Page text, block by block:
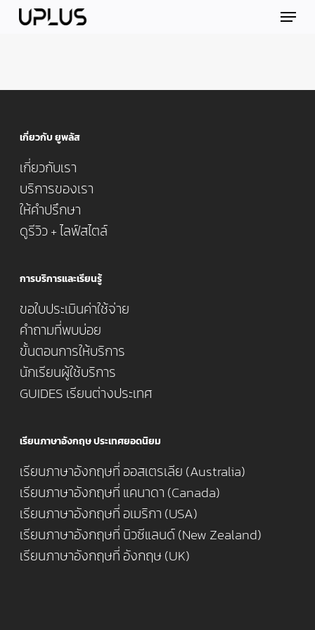
Skip Menu
เกี่ยวกับ ยูพลัส
เกี่ยวกับเรา
บริการของเรา
ให้คำปรึกษา
ดูรีวิว + ไลฟ์สไตล์
การบริการและเรียนรู้
ขอใบประเมินค่าใช้จ่าย
คำถามที่พบบ่อย
ขั้นตอนการให้บริการ
นักเรียนผู้ใช้บริการ
GUIDES เรียนต่างประเทศ
เรียนภาษาอังกฤษ ประเทศยอดนิยม
เรียนภาษาอังกฤษที่ ออสเตรเลีย (Australia)
เรียนภาษาอังกฤษที่ แคนาดา (Canada)
เรียนภาษาอังกฤษที่ อเมริกา (USA)
เรียนภาษาอังกฤษที่ นิวซีแลนด์ (New Zealand)
เรียนภาษาอังกฤษที่ อังกฤษ (UK)